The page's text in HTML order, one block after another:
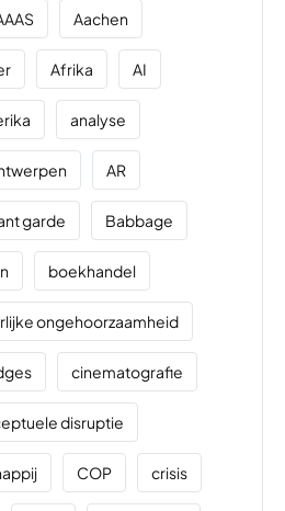
Aachen
Afrika AI
analyse
AR
garde Babbage
boekhandel
ongehoorzaamheid
cinematografie
disruptie
COP crisis